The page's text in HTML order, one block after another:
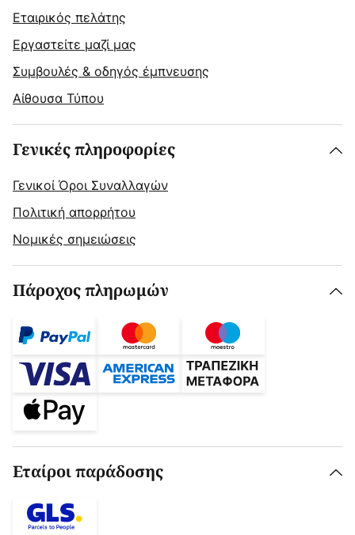
Εταιρικός πελάτης
Εργαστείτε μαζί μας
Συμβουλές & οδηγός έμπνευσης
Αίθουσα Τύπου
Γενικές πληροφορίες
Γενικοί Όροι Συναλλαγών
Πολιτική απορρήτου
Νομικές σημειώσεις
Πάροχος πληρωμών
Εταίροι παράδοσης